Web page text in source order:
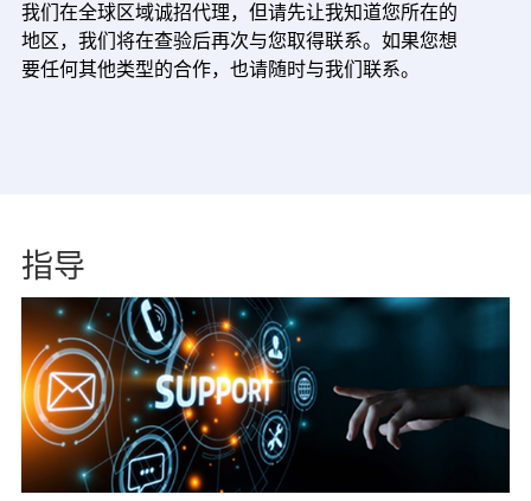
我们在全球区域诚招代理，但请先让我知道您所在的
地区，我们将在查验后再次与您取得联系。如果您想
要任何其他类型的合作，也请随时与我们联系。
指导